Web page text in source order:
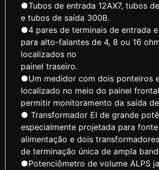
●Tubos de entrada 12AX7, tubos
e tubos de saída 300B.
●4 pares de terminais de entrada
para alto-falantes de 4, 8 ou 16
localizados no
painel traseiro.
●Um medidor com dois ponteiros
localizado no meio do painel
permitir monitoramento da saída
● Transformador EI de grande
especialmente projetada para
alimentação e dois
de terminação única de ampla
●Potenciômetro de volume ALPS